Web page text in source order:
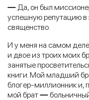
— Да, он был
успешную репутацию в
священство.
И у меня на самом
и двое из троих моих
занятые
книги. Мой младший
блогер-миллионник и,
мой брат—